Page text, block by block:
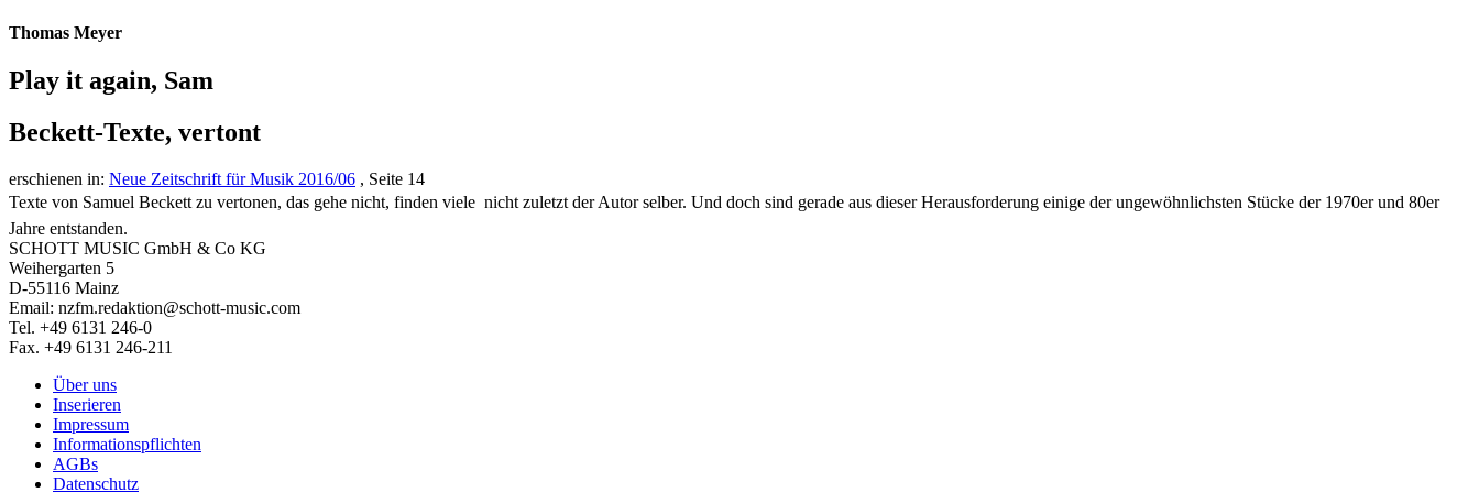
Thomas Meyer
Play it again, Sam
Beckett-Texte, vertont
erschienen in: Neue Zeitschrift für Musik 2016/06 , Seite 14
Texte von Samuel Beckett zu vertonen, das gehe nicht, finden viele  nicht zuletzt der Autor selber. Und doch sind gerade aus dieser Herausforderung einige der ungewöhnlichsten Stücke der 1970er und 80er
Jahre entstanden.
SCHOTT MUSIC GmbH & Co KG
Weihergarten 5
D-55116 Mainz
Email: nzfm.redaktion@schott-music.com
Tel. +49 6131 246-0
Fax. +49 6131 246-211
Über uns
Inserieren
Impressum
Informationspflichten
AGBs
Datenschutz